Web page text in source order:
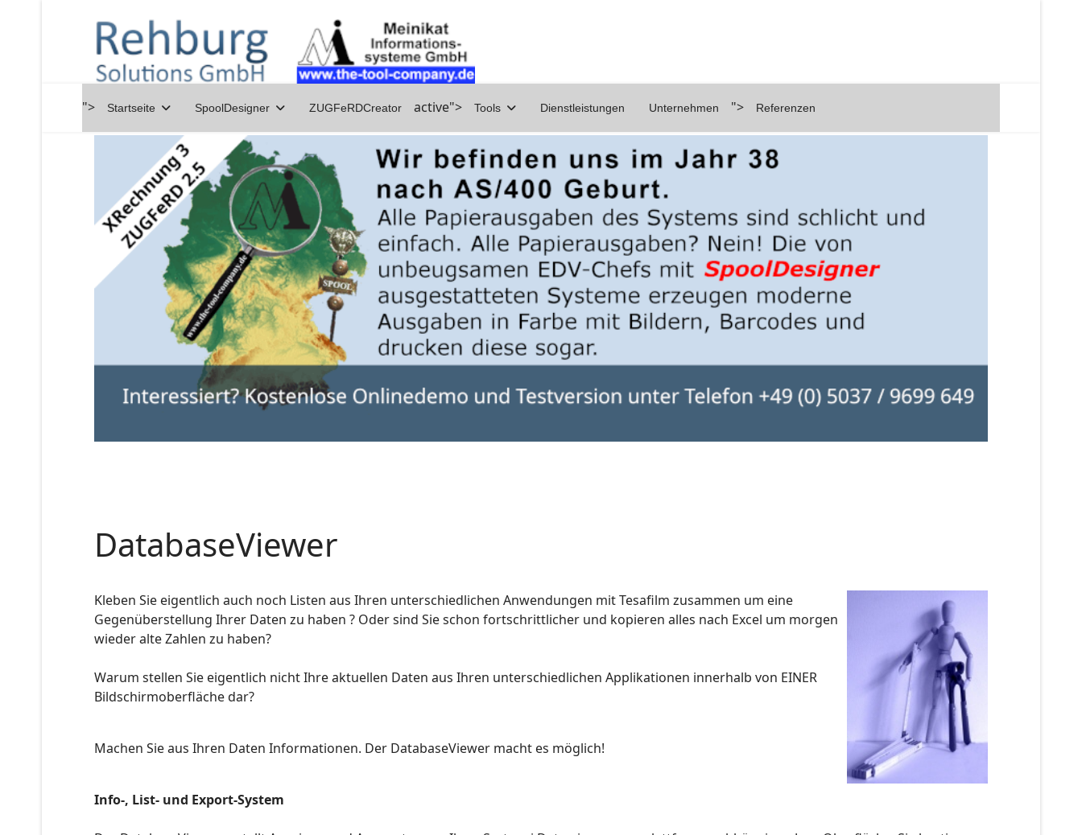
"> Startseite SpoolDesigner ZUGFeRDCreator active"> Tools Dienstleistungen Unternehmen "> Referenzen
DatabaseViewer
Kleben Sie eigentlich auch noch Listen aus Ihren unterschiedlichen Anwendungen mit Tesafilm zusammen um eine
Gegenüberstellung Ihrer Daten zu haben ? Oder sind Sie schon fortschrittlicher und kopieren alles nach Excel um morgen
wieder alte Zahlen zu haben?
Warum stellen Sie eigentlich nicht Ihre aktuellen Daten aus Ihren unterschiedlichen Applikationen innerhalb von EINER
Bildschirmoberfläche dar?
Machen Sie aus Ihren Daten Informationen. Der DatabaseViewer macht es möglich!
Info-, List- und Export-System